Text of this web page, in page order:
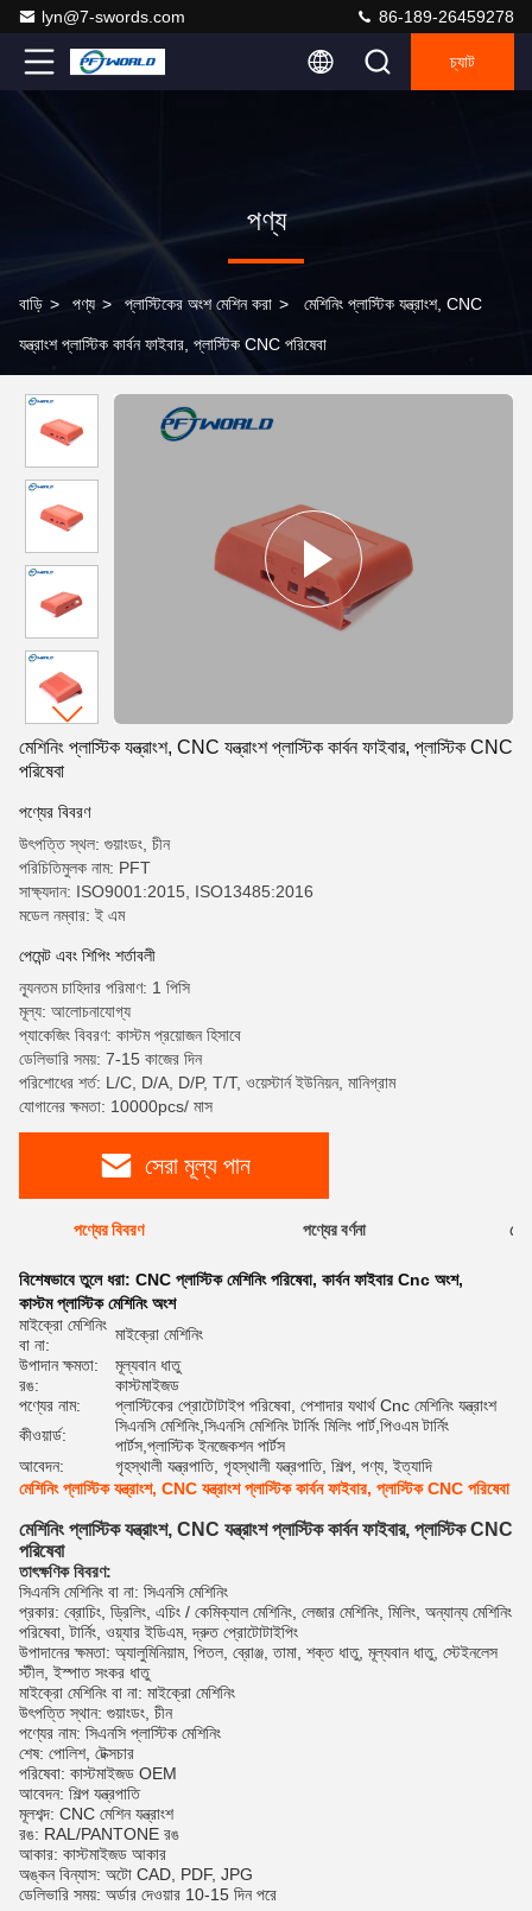
lyn@7-swords.com 86-189-26459278
চ্যাট
পণ্য
বাড়ি > পণ্য > প্লাস্টিকের অংশ মেশিন করা > মেশিনিং প্লাস্টিক যন্ত্রাংশ, CNC
যন্ত্রাংশ প্লাস্টিক কার্বন ফাইবার, প্লাস্টিক CNC পরিষেবা
মেশিনিং প্লাস্টিক যন্ত্রাংশ, CNC যন্ত্রাংশ প্লাস্টিক কার্বন ফাইবার, প্লাস্টিক CNC
পরিষেবা
পণ্যের বিবরণ
উৎপত্তি স্থল: গুয়াংডং, চীন
পরিচিতিমুলক নাম: PFT
সাক্ষ্যদান: ISO9001:2015, ISO13485:2016
মডেল নম্বার: ই এম
পেমেন্ট এবং শিপিং শর্তাবলী
ন্যূনতম চাহিদার পরিমাণ: 1 পিসি
মূল্য: আলোচনাযোগ্য
প্যাকেজিং বিবরণ: কাস্টম প্রয়োজন হিসাবে
ডেলিভারি সময়: 7-15 কাজের দিন
পরিশোধের শর্ত: L/C, D/A, D/P, T/T, ওয়েস্টার্ন ইউনিয়ন, মানিগ্রাম
যোগানের ক্ষমতা: 10000pcs/ মাস
সেরা মূল্য পান
পণ্যের বিবরণ পণ্যের বর্ণনা
বিশেষভাবে তুলে ধরা: CNC প্লাস্টিক মেশিনিং পরিষেবা, কার্বন ফাইবার Cnc অংশ,
কাস্টম প্লাস্টিক মেশিনিং অংশ
মাইক্রো মেশিনিং
বা না:
মাইক্রো মেশিনিং
উপাদান ক্ষমতা:
মূল্যবান ধাতু
রঙ:
কাস্টমাইজড
পণ্যের নাম:
প্লাস্টিকের প্রোটোটাইপ পরিষেবা, পেশাদার যথার্থ Cnc মেশিনিং যন্ত্রাংশ
কীওয়ার্ড:
সিএনসি মেশিনিং,সিএনসি মেশিনিং টার্নিং মিলিং পার্ট,পিওএম টার্নিং
পার্টস,প্লাস্টিক ইনজেকশন পার্টস
আবেদন:
গৃহস্থালী যন্ত্রপাতি, গৃহস্থালী যন্ত্রপাতি, শিল্প, পণ্য, ইত্যাদি
মেশিনিং প্লাস্টিক যন্ত্রাংশ, CNC যন্ত্রাংশ প্লাস্টিক কার্বন ফাইবার, প্লাস্টিক CNC পরিষেবা
মেশিনিং প্লাস্টিক যন্ত্রাংশ, CNC যন্ত্রাংশ প্লাস্টিক কার্বন ফাইবার, প্লাস্টিক CNC
পরিষেবা
তাৎক্ষণিক বিবরণ:
সিএনসি মেশিনিং বা না: সিএনসি মেশিনিং
প্রকার: ব্রোচিং, ড্রিলিং, এচিং / কেমিক্যাল মেশিনিং, লেজার মেশিনিং, মিলিং, অন্যান্য মেশিনিং
পরিষেবা, টার্নিং, ওয়্যার ইডিএম, দ্রুত প্রোটোটাইপিং
উপাদানের ক্ষমতা: অ্যালুমিনিয়াম, পিতল, ব্রোঞ্জ, তামা, শক্ত ধাতু, মূল্যবান ধাতু, স্টেইনলেস
স্টীল, ইস্পাত সংকর ধাতু
মাইক্রো মেশিনিং বা না: মাইক্রো মেশিনিং
উৎপত্তি স্থান: গুয়াংডং, চীন
পণ্যের নাম: সিএনসি প্লাস্টিক মেশিনিং
শেষ: পোলিশ, টেক্সচার
পরিষেবা: কাস্টমাইজড OEM
আবেদন: শিল্প যন্ত্রপাতি
মূলশব্দ: CNC মেশিন যন্ত্রাংশ
রঙ: RAL/PANTONE রঙ
আকার: কাস্টমাইজড আকার
অঙ্কন বিন্যাস: অটো CAD, PDF, JPG
ডেলিভারি সময়: অর্ডার দেওয়ার 10-15 দিন পরে